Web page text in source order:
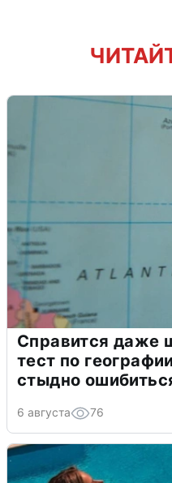
Справится даже
тест по
стыдно
6 августа 76